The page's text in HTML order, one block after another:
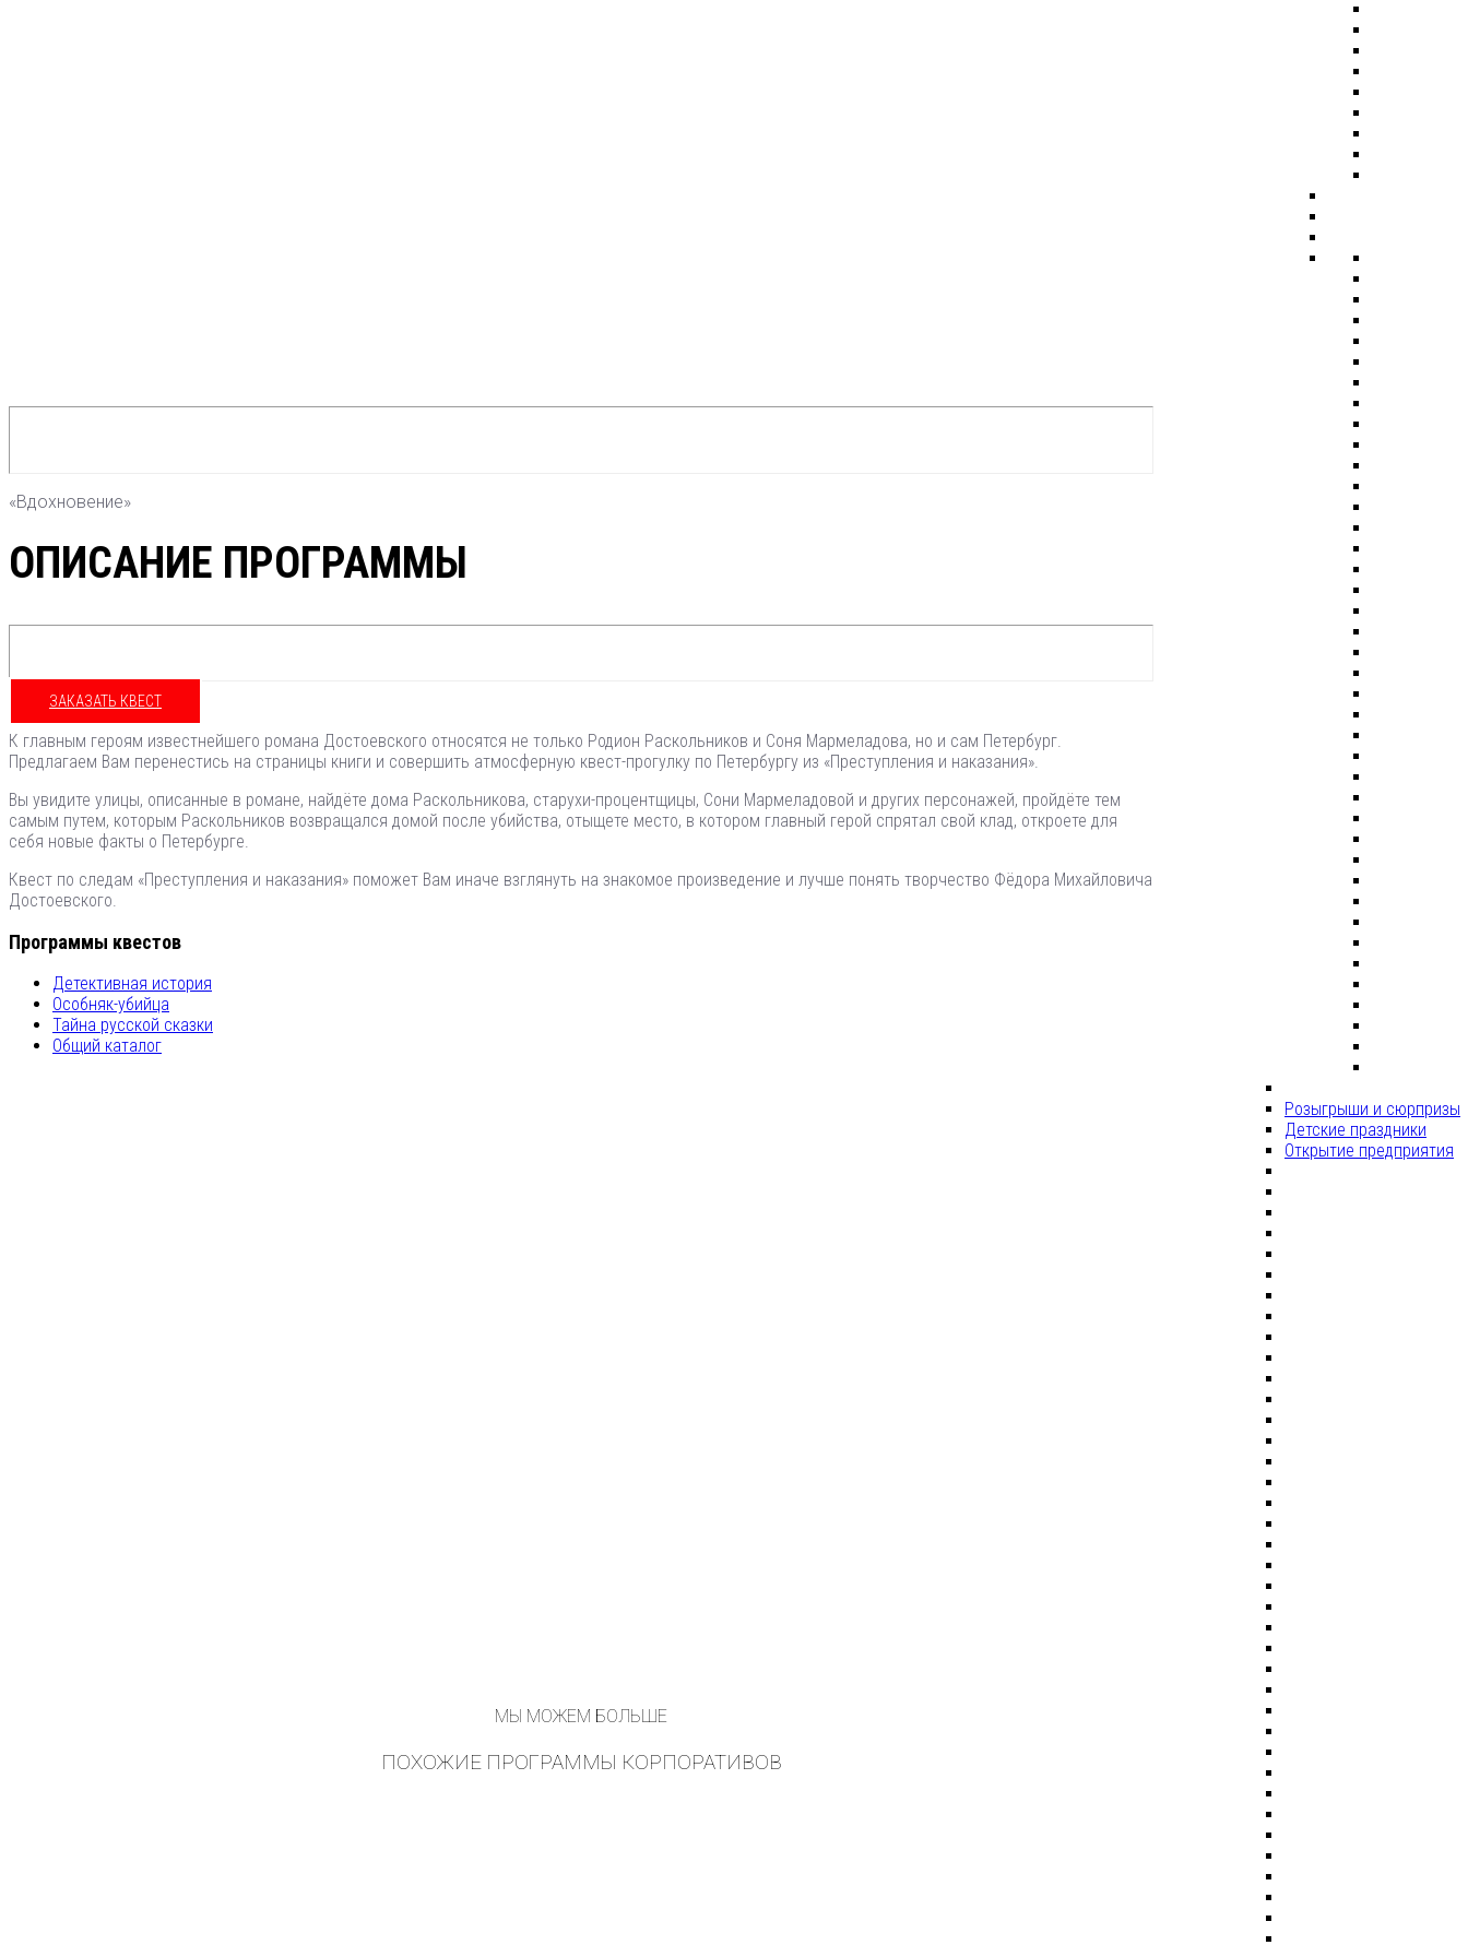
Розыгрыши и сюрпризы
Детские праздники
Открытие предприятия
«Вдохновение»
ОПИСАНИЕ ПРОГРАММЫ
ЗАКАЗАТЬ КВЕСТ
К главным героям известнейшего романа Достоевского относятся не только Родион Раскольников и Соня Мармеладова, но и сам Петербург.
Предлагаем Вам перенестись на страницы книги и совершить атмосферную квест-прогулку по Петербургу из «Преступления и наказания».
Вы увидите улицы, описанные в романе, найдёте дома Раскольникова, старухи-процентщицы, Сони Мармеладовой и других персонажей, пройдёте тем
самым путем, которым Раскольников возвращался домой после убийства, отыщете место, в котором главный герой спрятал свой клад, откроете для
себя новые факты о Петербурге.
Квест по следам «Преступления и наказания» поможет Вам иначе взглянуть на знакомое произведение и лучше понять творчество Фёдора Михайловича
Достоевского.
Программы квестов
Детективная история
Особняк-убийца
Тайна русской сказки
Общий каталог
МЫ МОЖЕМ БОЛЬШЕ
ПОХОЖИЕ ПРОГРАММЫ КОРПОРАТИВОВ